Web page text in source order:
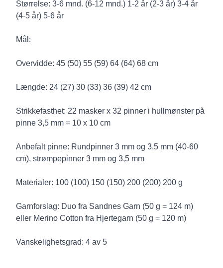
Størrelse: 3-6 mnd. (6-12 mnd.) 1-2 år (2-3 år) 3-4 år
(4-5 år) 5-6 år
Mål:
Overvidde: 45 (50) 55 (59) 64 (64) 68 cm
Længde: 24 (27) 30 (33) 36 (39) 42 cm
Strikkefasthet: 22 masker x 32 pinner i hullmønster på
pinne 3,5 mm = 10 x 10 cm
Anbefalt pinne: Rundpinner 3 mm og 3,5 mm (40-60
cm), strømpepinner 3 mm og 3,5 mm
Materialer: 100 (100) 150 (150) 200 (200) 200 g
Garnforslag: Duo fra Sandnes Garn (50 g = 124 m)
eller Merino Cotton fra Hjertegarn (50 g = 120 m)
Vanskelighetsgrad: 4 av 5